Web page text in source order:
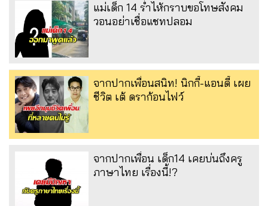
แม่เด็ก 14 ร่ำไห้กราบขอโทษสังคม
วอนอย่าเชื่อแชทปลอม
จากปากเพื่อนสนิท! นิกกี้-แอนดี้ เผย
ชีวิต เต้ ดราก้อนไฟว์
จากปากเพื่อน เด็ก14 เคยบ่นถึงครู
ภาษาไทย เรื่องนี้!?